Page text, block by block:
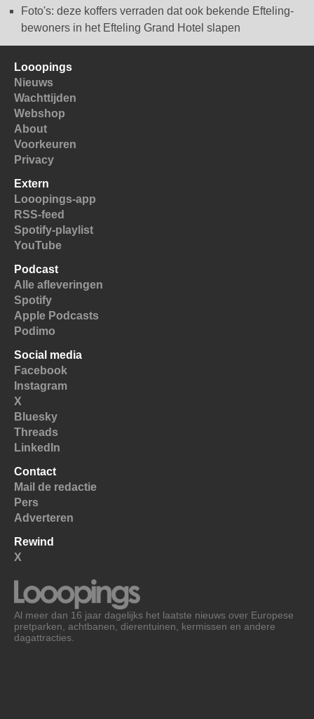
Foto's: deze koffers verraden dat ook bekende Efteling-
bewoners in het Efteling Grand Hotel slapen
Looopings
Nieuws
Wachttijden
Webshop
About
Voorkeuren
Privacy
Extern
Looopings-app
RSS-feed
Spotify-playlist
YouTube
Podcast
Alle afleveringen
Spotify
Apple Podcasts
Podimo
Social media
Facebook
Instagram
X
Bluesky
Threads
LinkedIn
Contact
Mail de redactie
Pers
Adverteren
Rewind
X
Al meer dan 16 jaar dagelijks het laatste nieuws over Europese
pretparken, achtbanen, dierentuinen, kermissen en andere
dagattracties.